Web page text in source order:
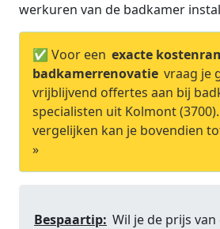
werkuren van de badkamer
✅ Voor een exacte
badkamerrenovatie vraag je
vrijblijvend offertes aan bij
specialisten uit Kolmont
vergelijken kan je bovendien
»
Bespaartip: Wil je de prijs van